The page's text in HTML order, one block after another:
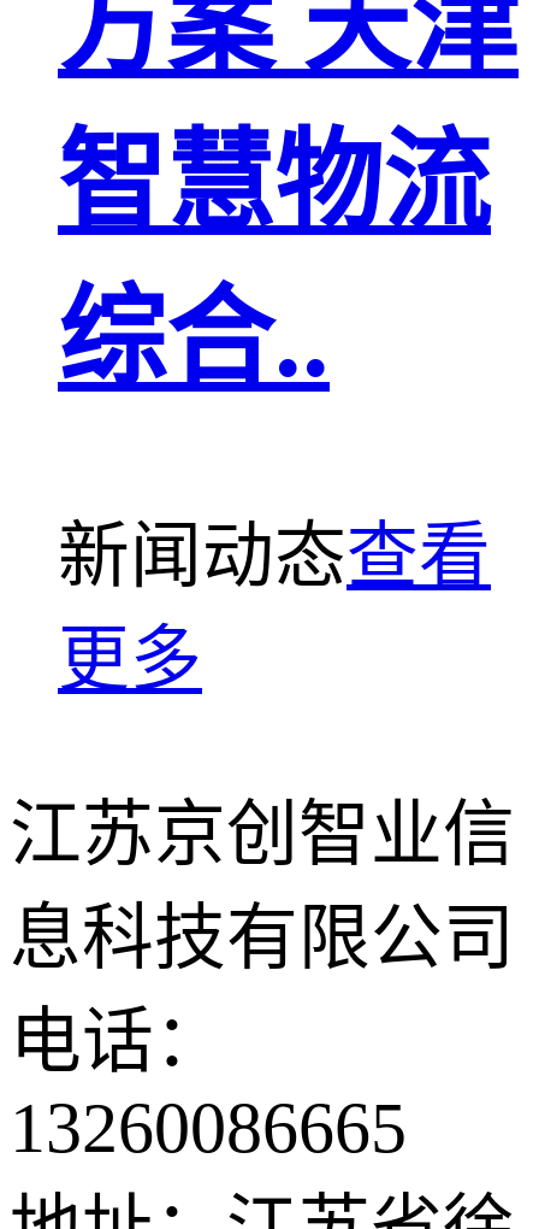
方案 天津
智慧物流
综合..
新闻动态查看
更多
江苏京创智业信
息科技有限公司
电话：
13260086665